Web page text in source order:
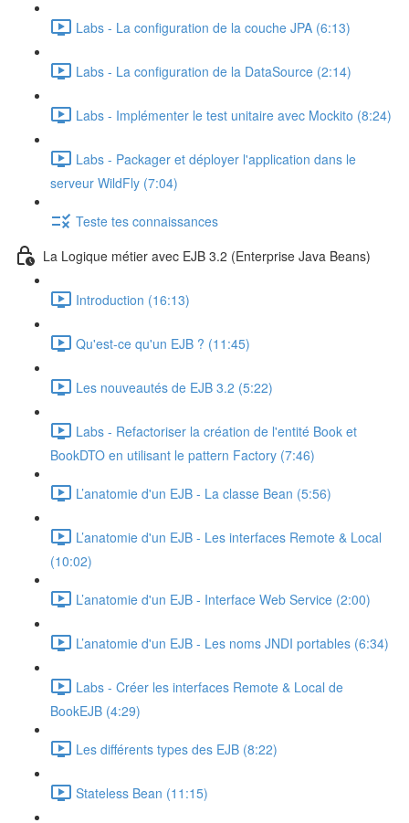
Labs - La configuration de la couche JPA (6:13)
Labs - La configuration de la DataSource (2:14)
Labs - Implémenter le test unitaire avec Mockito (8:24)
Labs - Packager et déployer l'application dans le
serveur WildFly (7:04)
Teste tes connaissances
La Logique métier avec EJB 3.2 (Enterprise Java Beans)
Introduction (16:13)
Qu'est-ce qu'un EJB ? (11:45)
Les nouveautés de EJB 3.2 (5:22)
Labs - Refactoriser la création de l'entité Book et
BookDTO en utilisant le pattern Factory (7:46)
L’anatomie d'un EJB - La classe Bean (5:56)
L’anatomie d'un EJB - Les interfaces Remote & Local
(10:02)
L’anatomie d'un EJB - Interface Web Service (2:00)
L’anatomie d'un EJB - Les noms JNDI portables (6:34)
Labs - Créer les interfaces Remote & Local de
BookEJB (4:29)
Les différents types des EJB (8:22)
Stateless Bean (11:15)